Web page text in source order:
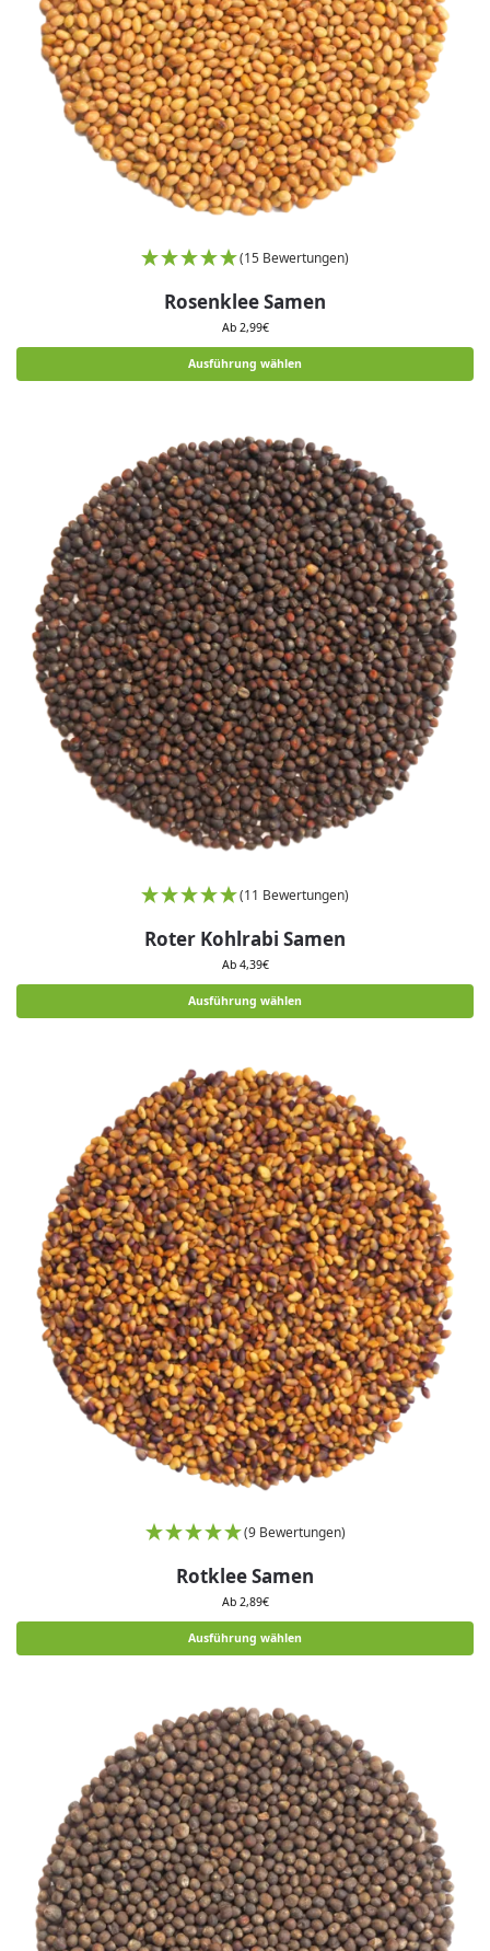
(15 Bewertungen)
Rosenklee Samen
Ab 2,99€
Ausführung wählen
(11 Bewertungen)
Roter Kohlrabi Samen
Ab 4,39€
Ausführung wählen
(9 Bewertungen)
Rotklee Samen
Ab 2,89€
Ausführung wählen